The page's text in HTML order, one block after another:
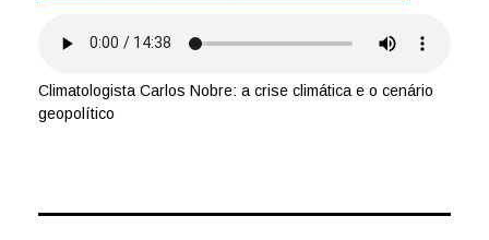
Climatologista Carlos Nobre: a crise climática e o cenário
geopolítico